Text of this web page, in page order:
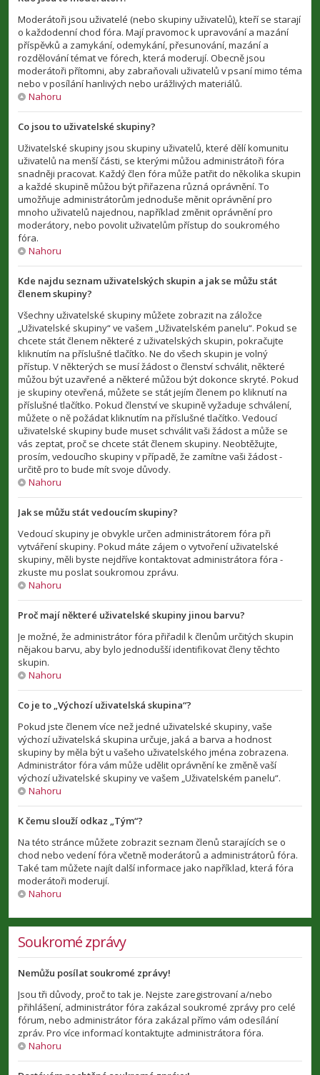
Moderátoři jsou uživatelé (nebo skupiny uživatelů), kteří se starají
o každodenní chod fóra. Mají pravomoc k upravování a mazání
příspěvků a zamykání, odemykání, přesunování, mazání a
rozdělování témat ve fórech, která moderují. Obecně jsou
moderátoři přítomni, aby zabraňovali uživatelů v psaní mimo téma
nebo v posílání hanlivých nebo urážlivých materiálů.
Nahoru
Co jsou to uživatelské skupiny?
Uživatelské skupiny jsou skupiny uživatelů, které dělí komunitu
uživatelů na menší části, se kterými můžou administrátoři fóra
snadněji pracovat. Každý člen fóra může patřit do několika skupin
a každé skupině můžou být přiřazena různá oprávnění. To
umožňuje administrátorům jednoduše měnit oprávnění pro
mnoho uživatelů najednou, například změnit oprávnění pro
moderátory, nebo povolit uživatelům přístup do soukromého
fóra.
Nahoru
Kde najdu seznam uživatelských skupin a jak se můžu stát
členem skupiny?
Všechny uživatelské skupiny můžete zobrazit na záložce
„Uživatelské skupiny“ ve vašem „Uživatelském panelu“. Pokud se
chcete stát členem některé z uživatelských skupin, pokračujte
kliknutím na příslušné tlačítko. Ne do všech skupin je volný
přístup. V některých se musí žádost o členství schválit, některé
můžou být uzavřené a některé můžou být dokonce skryté. Pokud
je skupiny otevřená, můžete se stát jejím členem po kliknutí na
příslušné tlačítko. Pokud členství ve skupině vyžaduje schválení,
můžete o ně požádat kliknutím na příslušné tlačítko. Vedoucí
uživatelské skupiny bude muset schválit vaši žádost a může se
vás zeptat, proč se chcete stát členem skupiny. Neobtěžujte,
prosím, vedoucího skupiny v případě, že zamítne vaši žádost -
určitě pro to bude mít svoje důvody.
Nahoru
Jak se můžu stát vedoucím skupiny?
Vedoucí skupiny je obvykle určen administrátorem fóra při
vytváření skupiny. Pokud máte zájem o vytvoření uživatelské
skupiny, měli byste nejdříve kontaktovat administrátora fóra -
zkuste mu poslat soukromou zprávu.
Nahoru
Proč mají některé uživatelské skupiny jinou barvu?
Je možné, že administrátor fóra přiřadil k členům určitých skupin
nějakou barvu, aby bylo jednodušší identifikovat členy těchto
skupin.
Nahoru
Co je to „Výchozí uživatelská skupina“?
Pokud jste členem více než jedné uživatelské skupiny, vaše
výchozí uživatelská skupina určuje, jaká a barva a hodnost
skupiny by měla být u vašeho uživatelského jména zobrazena.
Administrátor fóra vám může udělit oprávnění ke změně vaší
výchozí uživatelské skupiny ve vašem „Uživatelském panelu“.
Nahoru
K čemu slouží odkaz „Tým“?
Na této stránce můžete zobrazit seznam členů starajících se o
chod nebo vedení fóra včetně moderátorů a administrátorů fóra.
Také tam můžete najít další informace jako například, která fóra
moderátoři moderují.
Nahoru
Soukromé zprávy
Nemůžu posílat soukromé zprávy!
Jsou tři důvody, proč to tak je. Nejste zaregistrovaní a/nebo
přihlášení, administrátor fóra zakázal soukromé zprávy pro celé
fórum, nebo administrátor fóra zakázal přímo vám odesílání
zpráv. Pro více informací kontaktujte administrátora fóra.
Nahoru